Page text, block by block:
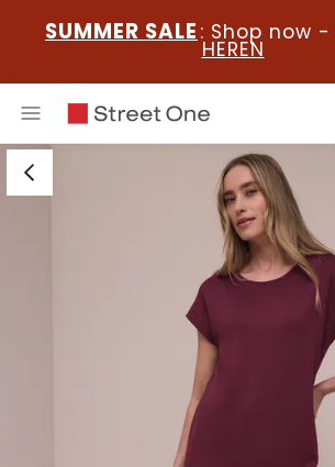
SUMMER SALE : Shop now -
HEREN